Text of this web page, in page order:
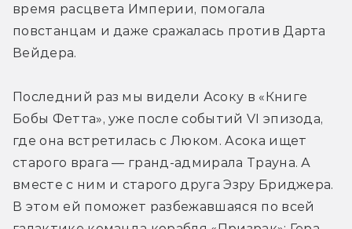
время расцвета Империи, помогала
повстанцам и даже сражалась против Дарта
Вейдера.
Последний раз мы видели Асоку в «Книге
Бобы Фетта», уже после событий VI эпизода,
где она встретилась с Люком. Асока ищет
старого врага — гранд-адмирала Трауна. А
вместе с ним и старого друга Эзру Бриджера.
В этом ей поможет разбежавшаяся по всей